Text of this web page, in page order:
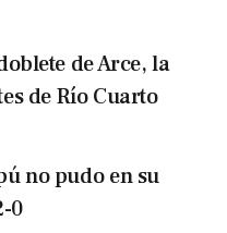
de Arce, la
de Río Cuarto
no pudo en su
0